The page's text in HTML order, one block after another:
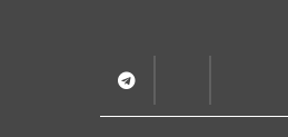
содержанию
Telegram
Vesbook